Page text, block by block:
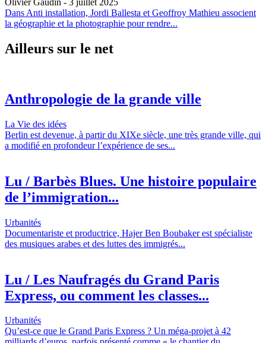
Olivier Gaudin - 3 juillet 2025
Dans Anti installation, Jordi Ballesta et Geoffroy Mathieu associent
la géographie et la photographie pour rendre...
Ailleurs sur le net
Anthropologie de la grande ville
La Vie des idées
Berlin est devenue, à partir du XIXe siècle, une très grande ville, qui
a modifié en profondeur l’expérience de ses...
Lu / Barbès Blues. Une histoire populaire
de l’immigration...
Urbanités
Documentariste et productrice, Hajer Ben Boubaker est spécialiste
des musiques arabes et des luttes des immigrés...
Lu / Les Naufragés du Grand Paris
Express, ou comment les classes...
Urbanités
Qu’est-ce que le Grand Paris Express ? Un méga-projet à 42